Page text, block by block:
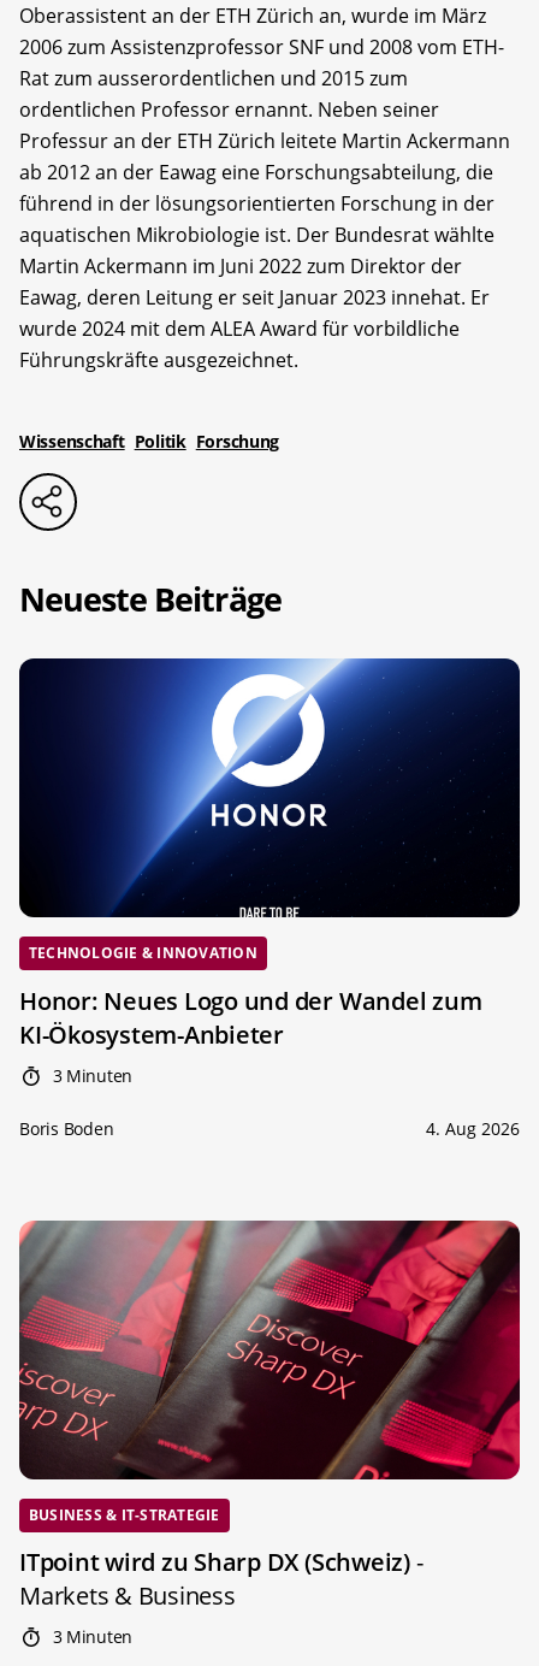
Oberassistent an der ETH Zürich an, wurde im März
2006 zum Assistenzprofessor SNF und 2008 vom ETH-
Rat zum ausserordentlichen und 2015 zum
ordentlichen Professor ernannt. Neben seiner
Professur an der ETH Zürich leitete Martin Ackermann
ab 2012 an der Eawag eine Forschungsabteilung, die
führend in der lösungsorientierten Forschung in der
aquatischen Mikrobiologie ist. Der Bundesrat wählte
Martin Ackermann im Juni 2022 zum Direktor der
Eawag, deren Leitung er seit Januar 2023 innehat. Er
wurde 2024 mit dem ALEA Award für vorbildliche
Führungskräfte ausgezeichnet.
Wissenschaft Politik Forschung
Neueste Beiträge
TECHNOLOGIE & INNOVATION
Honor: Neues Logo und der Wandel zum
KI-Ökosystem-Anbieter
3 Minuten
Boris Boden 4. Aug 2026
BUSINESS & IT-STRATEGIE
ITpoint wird zu Sharp DX (Schweiz)-
Markets & Business
3 Minuten